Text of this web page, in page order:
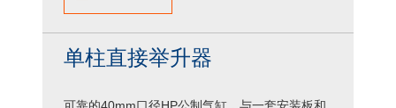
单柱直接举升器